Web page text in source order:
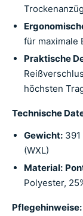
für maximale
Praktische
höchsten
Technische
Gewicht: 391
(WXL)
Material:
Polyester,
Pflegehinweise: